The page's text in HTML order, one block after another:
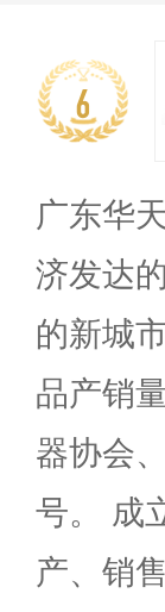
6
广东华
济发达
的新城
品产销
器协会
号。 成
产、销